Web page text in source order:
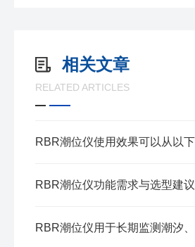
相关文章
RELATED ARTICLES
RBR潮位仪功能需求与选型建议